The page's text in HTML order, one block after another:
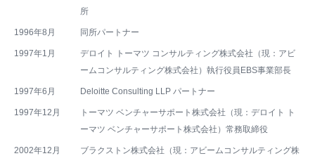
所
1996年8月 同所パートナー
1997年1月
デロイト トーマツ コンサルティング株式会社（現：アビ
ームコンサルティング株式会社）執行役員EBS事業部長
1997年6月 Deloitte Consulting LLP パートナー
1997年12月
トーマツ ベンチャーサポート株式会社（現：デロイト ト
ーマツ ベンチャーサポート株式会社）常務取締役
2002年12月
ブラクストン株式会社（現：アビームコンサルティング株